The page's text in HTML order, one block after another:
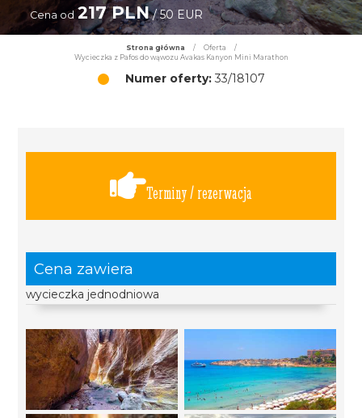
Cena od 217 PLN/ 50 EUR
Strona główna / Oferta
/
Wycieczka z Pafos do wąwozu Avakas Kanyon Mini Marathon
Numer oferty:33/18107
Terminy / rezerwacja
Cena zawiera
wycieczka jednodniowa